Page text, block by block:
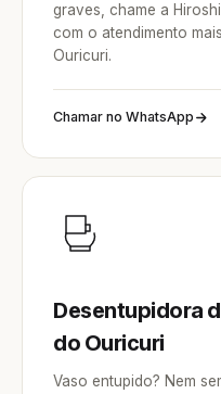
graves, chame a
com o atendimento
Ouricuri.
Chamar no WhatsApp
Desentupidora
do Ouricuri
Vaso entupido? Nem